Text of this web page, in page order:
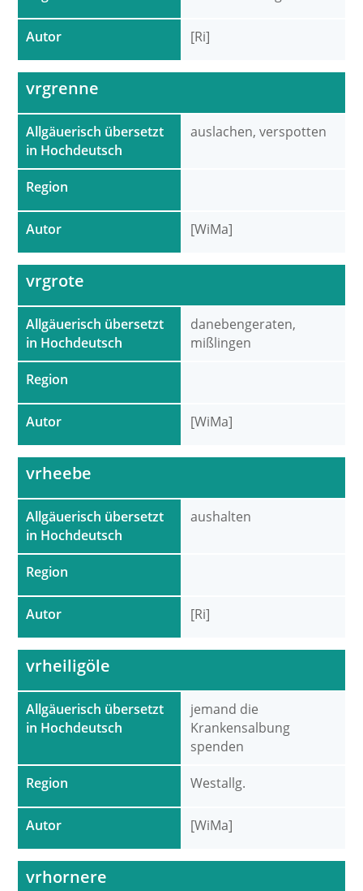
Autor [Ri]
Allgäuerisch übersetzt
in Hochdeutsch
Region
Autor
vrgrenne
auslachen, verspotten
[WiMa]
Allgäuerisch übersetzt
in Hochdeutsch
Region
Autor
vrgrote
danebengeraten,
mißlingen
[WiMa]
Allgäuerisch übersetzt
in Hochdeutsch
Region
Autor
vrheebe
aushalten
[Ri]
Allgäuerisch übersetzt
in Hochdeutsch
Region
Autor
vrheiligöle
jemand die
Krankensalbung
spenden
Westallg.
[WiMa]
vrhornere